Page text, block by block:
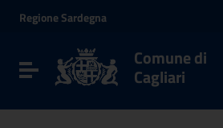
Vai al menu di navigazione
RegioneSardegna
Toggle navigation Comune di
Cagliari